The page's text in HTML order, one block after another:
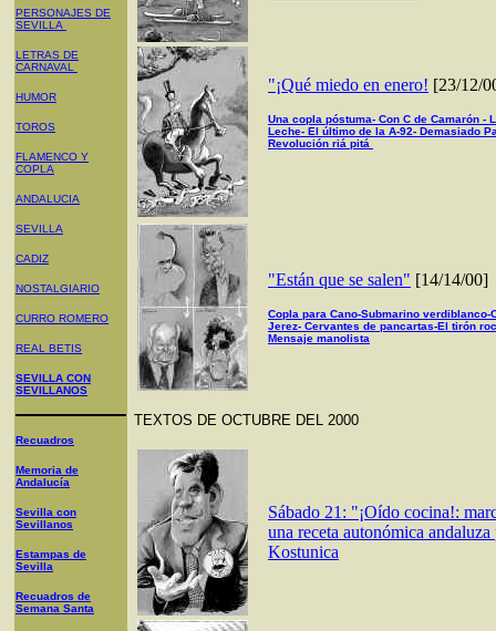
PERSONAJES DE
SEVILLA
LETRAS DE
CARNAVAL
HUMOR
TOROS
FLAMENCO Y
COPLA
ANDALUCIA
SEVILLA
CADIZ
NOSTALGIARIO
CURRO ROMERO
REAL BETIS
SEVILLA CON
SEVILLANOS
Recuadros
Memoria de
Andalucía
Sevilla con
Sevillanos
Estampas de
Sevilla
Recuadros de
Semana Santa
"¡Qué miedo en enero! [23/12/
Una copla póstuma- Con C de Camarón -
Leche- El último de la A-92- Demasiado
Revolución riá pitá
"Están que se salen" [14/14/00]
Copla para Cano-Submarino verdiblanco-
Jerez- Cervantes de pancartas-El tirón
Mensaje manolista
TEXTOS DE OCTUBRE DEL 2000
Sábado 21: "¡Oído cocina!:
una receta autonómica andaluza
Kostunica